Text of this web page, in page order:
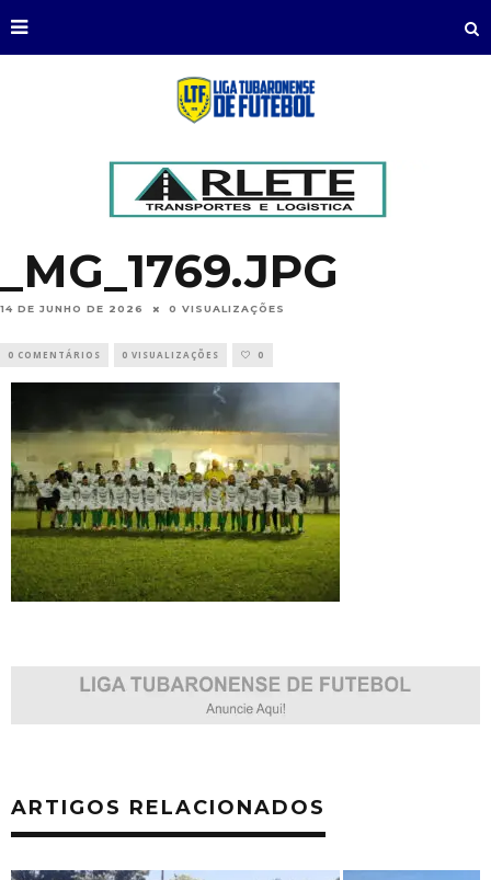
_MG_1769.JPG
14 DE JUNHO DE 2026 0 VISUALIZAÇÕES
0 COMENTÁRIOS 0 VISUALIZAÇÕES 0
ARTIGOS RELACIONADOS